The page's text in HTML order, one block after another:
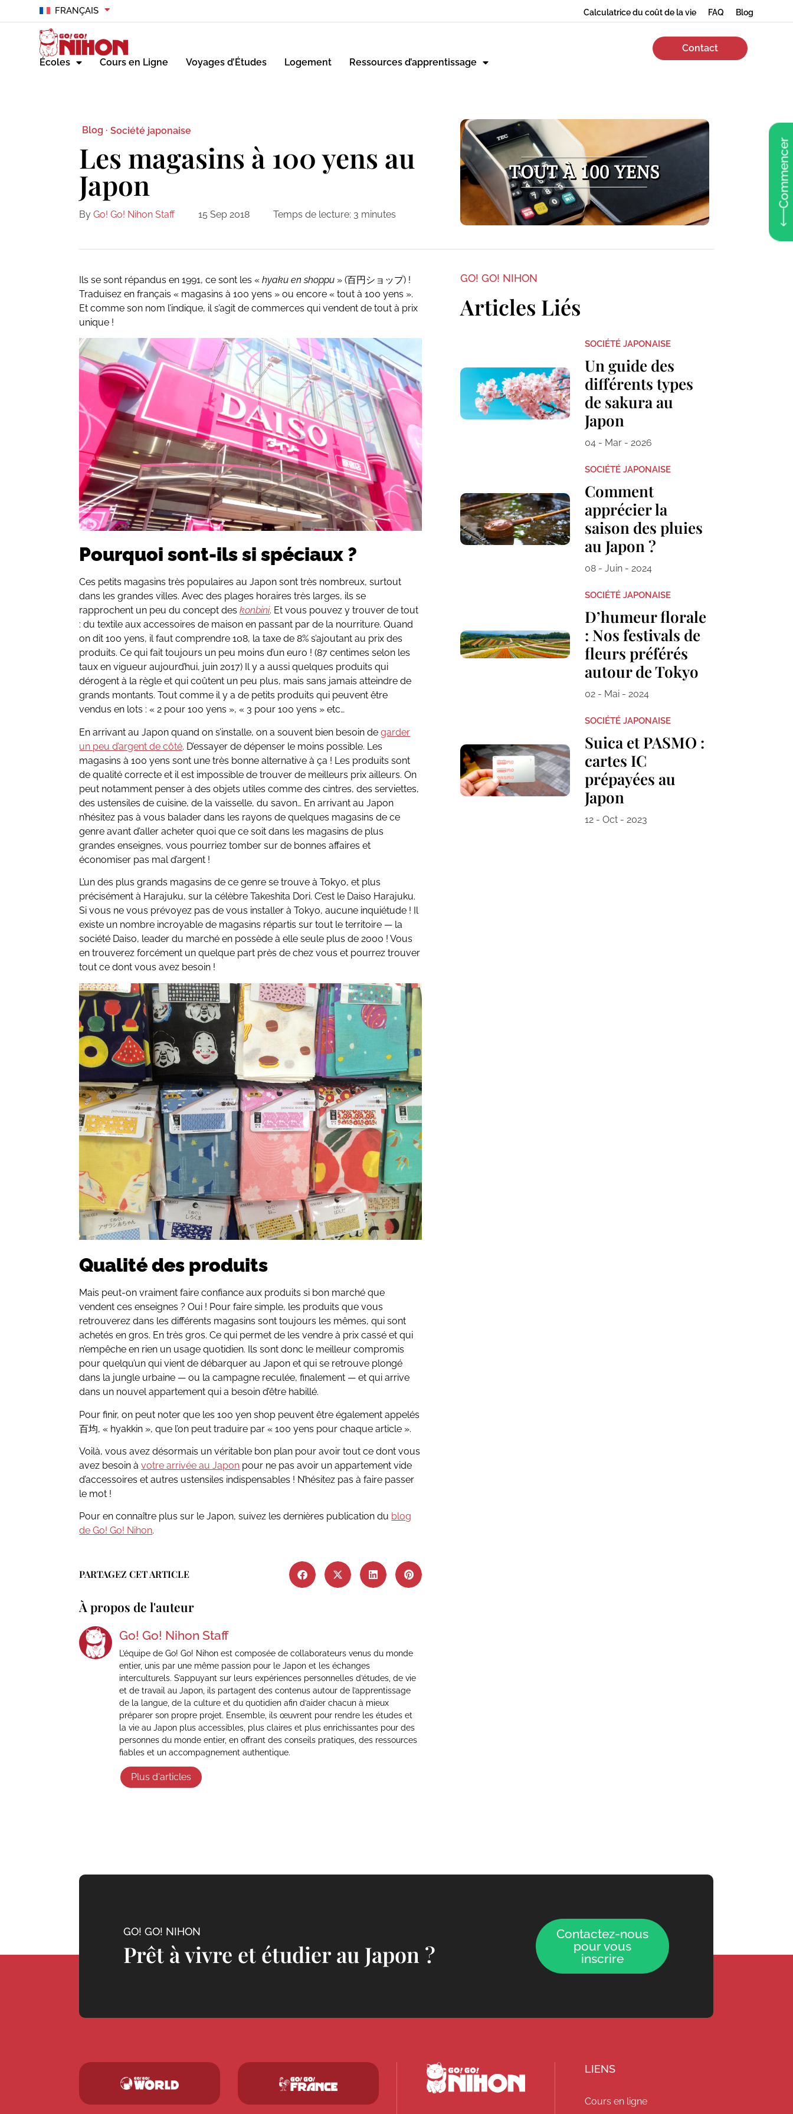
FRANÇAIS Calculatrice du coût de la vie FAQ Blog
Écoles Cours en Ligne Voyages d’Études Logement Ressources d’apprentissage
Contact
Commencer
Blog · Société japonaise
Les magasins à 100 yens au
Japon
By Go! Go! Nihon Staff 15 Sep 2018 Temps de lecture: 3 minutes
Ils se sont répandus en 1991, ce sont les «hyaku en shoppu » (百円ショップ) !
Traduisez en français « magasins à 100 yens » ou encore « tout à 100 yens ».
Et comme son nom l’indique, il s’agit de commerces qui vendent de tout à prix
unique !
Pourquoi sont-ils si spéciaux ?
Ces petits magasins très populaires au Japon sont très nombreux, surtout
dans les grandes villes. Avec des plages horaires très larges, ils se
rapprochent un peu du concept deskonbini. Et vous pouvez y trouver de tout
: du textile aux accessoires de maison en passant par de la nourriture. Quand
on dit 100 yens, il faut comprendre 108, la taxe de 8% s’ajoutant au prix des
produits. Ce qui fait toujours un peu moins d’un euro ! (87 centimes selon les
taux en vigueur aujourd’hui, juin 2017) Il y a aussi quelques produits qui
dérogent à la règle et qui coûtent un peu plus, mais sans jamais atteindre de
grands montants. Tout comme il y a de petits produits qui peuvent être
vendus en lots : « 2 pour 100 yens », « 3 pour 100 yens » etc…
En arrivant au Japon quand on s’installe, on a souvent bien besoin degarder
un peu d’argent de côté. D’essayer de dépenser le moins possible. Les
magasins à 100 yens sont une très bonne alternative à ça ! Les produits sont
de qualité correcte et il est impossible de trouver de meilleurs prix ailleurs. On
peut notamment penser à des objets utiles comme des cintres, des serviettes,
des ustensiles de cuisine, de la vaisselle, du savon… En arrivant au Japon
n’hésitez pas à vous balader dans les rayons de quelques magasins de ce
genre avant d’aller acheter quoi que ce soit dans les magasins de plus
grandes enseignes, vous pourriez tomber sur de bonnes affaires et
économiser pas mal d’argent !
L’un des plus grands magasins de ce genre se trouve à Tokyo, et plus
précisément à Harajuku, sur la célèbre Takeshita Dori. C’est le Daiso Harajuku.
Si vous ne vous prévoyez pas de vous installer à Tokyo, aucune inquiétude ! Il
existe un nombre incroyable de magasins répartis sur tout le territoire — la
société Daiso, leader du marché en possède à elle seule plus de 2000 ! Vous
en trouverez forcément un quelque part près de chez vous et pourrez trouver
tout ce dont vous avez besoin !
Qualité des produits
Mais peut-on vraiment faire confiance aux produits si bon marché que
vendent ces enseignes ? Oui ! Pour faire simple, les produits que vous
retrouverez dans les différents magasins sont toujours les mêmes, qui sont
achetés en gros. En très gros. Ce qui permet de les vendre à prix cassé et qui
n’empêche en rien un usage quotidien. Ils sont donc le meilleur compromis
pour quelqu’un qui vient de débarquer au Japon et qui se retrouve plongé
dans la jungle urbaine — ou la campagne reculée, finalement — et qui arrive
dans un nouvel appartement qui a besoin d’être habillé.
Pour finir, on peut noter que les 100 yen shop peuvent être également appelés
百均, « hyakkin », que l’on peut traduire par « 100 yens pour chaque article ».
Voilà, vous avez désormais un véritable bon plan pour avoir tout ce dont vous
avez besoin àvotre arrivée au Japon pour ne pas avoir un appartement vide
d’accessoires et autres ustensiles indispensables ! N’hésitez pas à faire passer
le mot !
Pour en connaître plus sur le Japon, suivez les dernières publication du blog
de Go! Go! Nihon.
PARTAGEZ CET ARTICLE
À propos de l'auteur
Go! Go! Nihon Staff
L’équipe de Go! Go! Nihon est composée de collaborateurs venus du monde
entier, unis par une même passion pour le Japon et les échanges
interculturels. S’appuyant sur leurs expériences personnelles d’études, de vie
et de travail au Japon, ils partagent des contenus autour de l’apprentissage
de la langue, de la culture et du quotidien afin d’aider chacun à mieux
préparer son propre projet. Ensemble, ils œuvrent pour rendre les études et
la vie au Japon plus accessibles, plus claires et plus enrichissantes pour des
personnes du monde entier, en offrant des conseils pratiques, des ressources
fiables et un accompagnement authentique.
Plus d'articles
GO! GO! NIHON
Articles Liés
SOCIÉTÉ JAPONAISE
Un guide des
différents types
de sakura au
Japon
04 - Mar - 2026
SOCIÉTÉ JAPONAISE
Comment
apprécier la
saison des pluies
au Japon ?
08 - Juin - 2024
SOCIÉTÉ JAPONAISE
D’humeur florale
: Nos festivals de
fleurs préférés
autour de Tokyo
02 - Mai - 2024
SOCIÉTÉ JAPONAISE
Suica et PASMO :
cartes IC
prépayées au
Japon
12 - Oct - 2023
GO! GO! NIHON
Prêt à vivre et étudier au Japon ?
Contactez-nous
pour vous
inscrire
LIENS
Cours en ligne